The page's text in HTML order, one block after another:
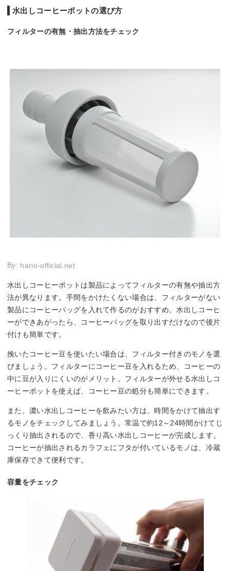
水出しコーヒーポットの選び方
フィルターの有無・抽出方法をチェック
By: hario-official.net
水出しコーヒーポットは製品によってフィルターの有無や抽出方
法が異なります。手間をかけたくない場合は、フィルターがない
製品にコーヒーバッグを入れて作るのがおすすめ。水出しコーヒ
ーができあがったら、コーヒーバッグを取り出すだけなので後片
付けも簡単です。
挽いたコーヒー豆を使いたい場合は、フィルター付きのモノを選
びましょう。フィルターにコーヒー豆を入れるため、コーヒーの
中に豆が入りにくいのがメリット。フィルターが外せる水出しコ
ーヒーポットを使えば、コーヒー豆の処分も簡単にできます。
また、濃い水出しコーヒーを飲みたい方は、時間をかけて抽出す
るモノをチェックしてみましょう。常温で約12～24時間かけてじ
っくり抽出されるので、香り高い水出しコーヒーが完成します。
コーヒーが抽出されるカラフェにフタが付いているモノは、冷蔵
庫保存できて便利です。
容量をチェック